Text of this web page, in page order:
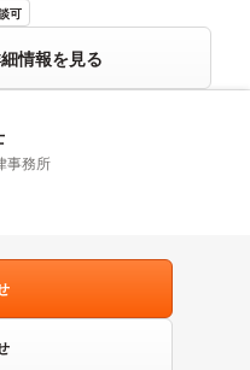
可
情報を見る
事務所